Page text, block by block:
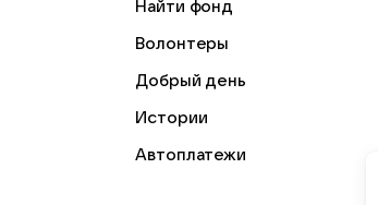
Найти фонд
Волонтеры
Добрый день
Истории
Автоплатежи